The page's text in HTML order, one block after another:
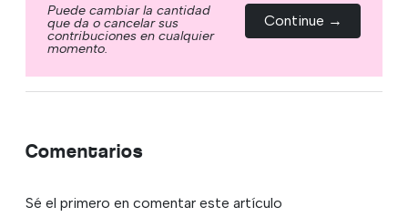
Puede cambiar la cantidad
que da o cancelar sus
contribuciones en cualquier
momento.
Continue →
Comentarios
Sé el primero en comentar este artículo